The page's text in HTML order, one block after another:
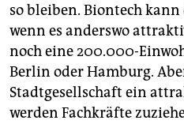
so bleiben. Bion­tech kann
wenn es anderswo
noch eine 200.000-
Berlin oder Hamburg.
Stadtgesellschaft ein
werden Fachkräfte